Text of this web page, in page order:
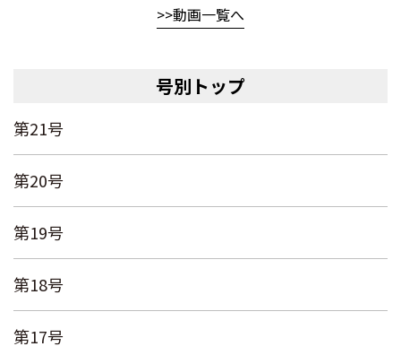
動画一覧へ
号別トップ
第21号
第20号
第19号
第18号
第17号